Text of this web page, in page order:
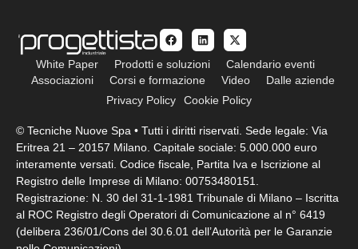
White Paper Prodotti e soluzioni
Calendario eventi
Associazioni
Corsi e formazione Video
Dalle aziende
Privacy Policy
Cookie Policy
© Tecniche Nuove Spa • Tutti i diritti riservati. Sede legale: Via
Eritrea 21 – 20157 Milano. Capitale sociale: 5.000.000 euro
interamente versati. Codice fiscale, Partita Iva e Iscrizione al
Registro delle Imprese di Milano: 00753480151.
Registrazione: N. 30 del 31-1-1981 Tribunale di Milano – Iscritta
al ROC Registro degli Operatori di Comunicazione al n° 6419
(delibera 236/01/Cons del 30.6.01 dell’Autorità per le Garanzie